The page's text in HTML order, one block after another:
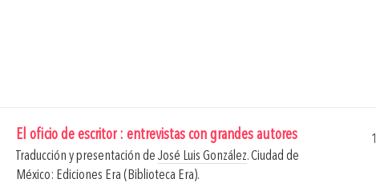
El oficio de escritor : entrevistas con grandes autores
Traducción y presentación deJosé Luis González.Ciudad de
México: Ediciones Era (Biblioteca Era).